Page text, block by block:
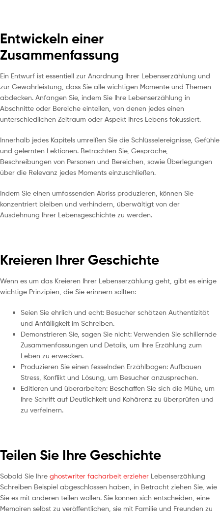
Entwickeln einer
Zusammenfassung
Ein Entwurf ist essentiell zur Anordnung Ihrer Lebenserzählung und
zur Gewährleistung, dass Sie alle wichtigen Momente und Themen
abdecken. Anfangen Sie, indem Sie Ihre Lebenserzählung in
Abschnitte oder Bereiche einteilen, von denen jedes einen
unterschiedlichen Zeitraum oder Aspekt Ihres Lebens fokussiert.
Innerhalb jedes Kapitels umreißen Sie die Schlüsselereignisse, Gefühle
und gelernten Lektionen. Betrachten Sie, Gespräche,
Beschreibungen von Personen und Bereichen, sowie Überlegungen
über die Relevanz jedes Moments einzuschließen.
Indem Sie einen umfassenden Abriss produzieren, können Sie
konzentriert bleiben und verhindern, überwältigt von der
Ausdehnung Ihrer Lebensgeschichte zu werden.
Kreieren Ihrer Geschichte
Wenn es um das Kreieren Ihrer Lebenserzählung geht, gibt es einige
wichtige Prinzipien, die Sie erinnern sollten:
Seien Sie ehrlich und echt: Besucher schätzen Authentizität
und Anfälligkeit im Schreiben.
Demonstrieren Sie, sagen Sie nicht: Verwenden Sie schillernde
Zusammenfassungen und Details, um Ihre Erzählung zum
Leben zu erwecken.
Produzieren Sie einen fesselnden Erzählbogen: Aufbauen
Stress, Konflikt und Lösung, um Besucher anzusprechen.
Editieren und überarbeiten: Beschaffen Sie sich die Mühe, um
Ihre Schrift auf Deutlichkeit und Kohärenz zu überprüfen und
zu verfeinern.
Teilen Sie Ihre Geschichte
Sobald Sie Ihre ghostwriter facharbeit erzieher Lebenserzählung
Schreiben Beispiel abgeschlossen haben, in Betracht ziehen Sie, wie
Sie es mit anderen teilen wollen. Sie können sich entscheiden, eine
Memoiren selbst zu veröffentlichen, sie mit Familie und Freunden zu